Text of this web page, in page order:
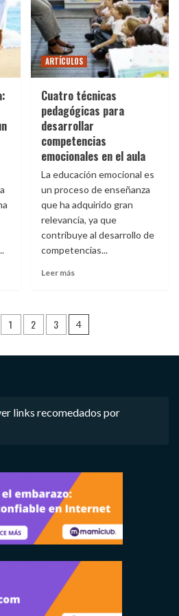
ARTÍCULOS
Cuatro técnicas
pedagógicas para
desarrollar
competencias
emocionales en el aula
La educación emocional es
un proceso de enseñanza
que ha adquirido gran
relevancia, ya que
contribuye al desarrollo de
competencias...
Leer más
1 2 3 4
links recomedados por